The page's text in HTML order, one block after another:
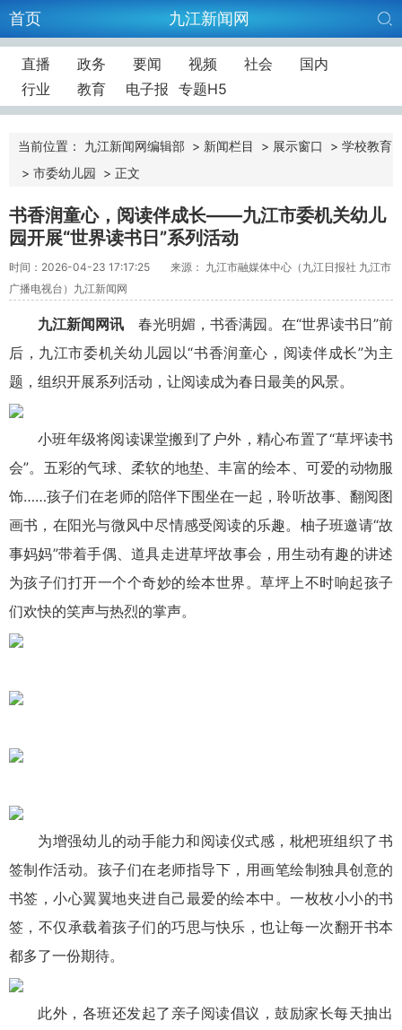
首页 九江新闻网
直播 政务 要闻 视频 社会
国内
行业
教育 电子报 专题H5
当前位置： 九江新闻网编辑部 > 新闻栏目 > 展示窗口 > 学校教育
> 市委幼儿园 > 正文
书香润童心，阅读伴成长——九江市委机关幼儿
园开展“世界读书日”系列活动
时间：2026-04-23 17:17:25
来源： 九江市融媒体中心（九江日报社 九江市
广播电视台）九江新闻网
九江新闻网讯 春光明媚，书香满园。在“世界读书日”前
后，九江市委机关幼儿园以“书香润童心，阅读伴成长”为主
题，组织开展系列活动，让阅读成为春日最美的风景。
小班年级将阅读课堂搬到了户外，精心布置了“草坪读书
会”。五彩的气球、柔软的地垫、丰富的绘本、可爱的动物服
饰……孩子们在老师的陪伴下围坐在一起，聆听故事、翻阅图
画书，在阳光与微风中尽情感受阅读的乐趣。柚子班邀请“故
事妈妈”带着手偶、道具走进草坪故事会，用生动有趣的讲述
为孩子们打开一个个奇妙的绘本世界。草坪上不时响起孩子
们欢快的笑声与热烈的掌声。
为增强幼儿的动手能力和阅读仪式感，枇杷班组织了书
签制作活动。孩子们在老师指导下，用画笔绘制独具创意的
书签，小心翼翼地夹进自己最爱的绘本中。一枚枚小小的书
签，不仅承载着孩子们的巧思与快乐，也让每一次翻开书本
都多了一份期待。
此外，各班还发起了亲子阅读倡议，鼓励家长每天抽出